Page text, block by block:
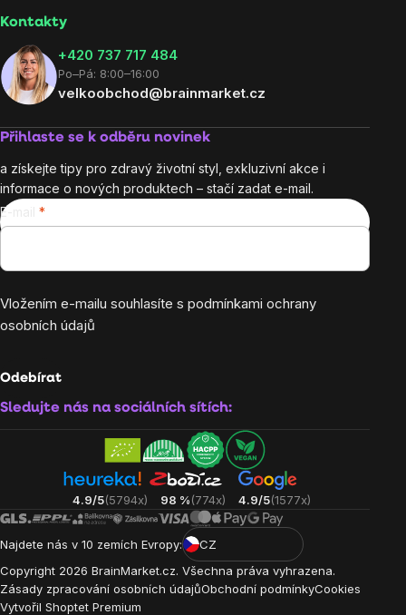
Kontakty
+420 737 717 484
Po–Pá: 8:00–16:00
velkoobchod@brainmarket.cz
Přihlaste se k odběru novinek
a získejte tipy pro zdravý životní styl, exkluzivní akce i
informace o nových produktech – stačí zadat e-mail.
E-mail
Vložením e-mailu souhlasíte s podmínkami ochrany
osobních údajů
Odebírat
Sledujte nás na sociálních sítích:
4.9/5(5794x) 98 %(774x) 4.9/5(1577x)
Najdete nás v 10 zemích Evropy:
CZ
Copyright 2026 BrainMarket.cz. Všechna práva vyhrazena.
Zásady zpracování osobních údajůObchodní podmínkyCookies
Vytvořil Shoptet Premium